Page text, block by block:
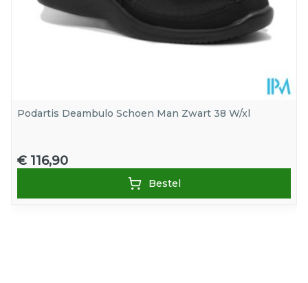
Podartis Deambulo Schoen Man Zwart 38 W/xl
€ 116,90
Bestel